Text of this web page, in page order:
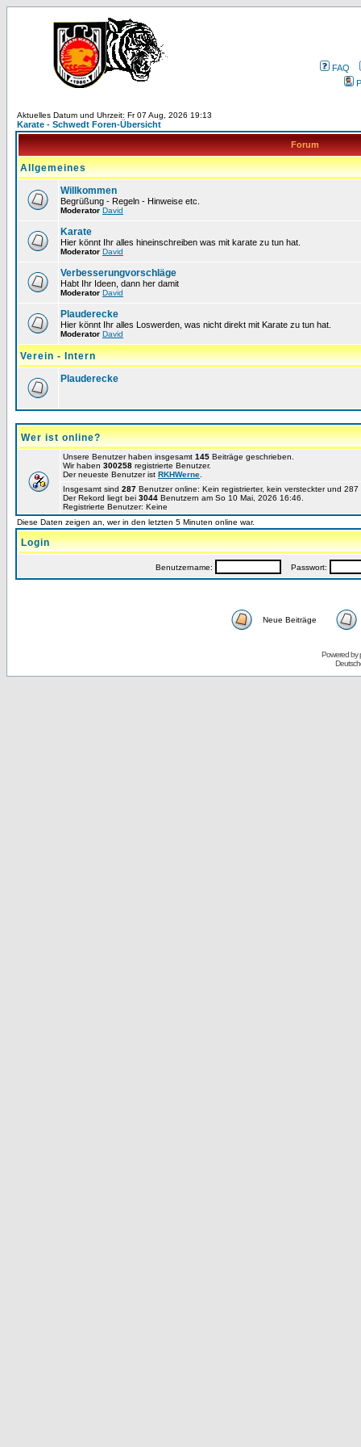
FAQ
Aktuelles Datum und Uhrzeit: Fr 07 Aug, 2026 19:13
Karate - Schwedt Foren-Übersicht
Forum
Allgemeines
Willkommen
Begrüßung - Regeln - Hinweise etc.
Moderator David
Karate
Hier könnt Ihr alles hineinschreiben was mit karate zu tun hat.
Moderator David
Verbesserungvorschläge
Habt Ihr Ideen, dann her damit
Moderator David
Plauderecke
Hier könnt Ihr alles Loswerden, was nicht direkt mit Karate zu tun hat.
Moderator David
Verein - Intern
Plauderecke
Wer ist online?
Unsere Benutzer haben insgesamt 145 Beiträge geschrieben.
Wir haben 300258 registrierte Benutzer.
Der neueste Benutzer ist RKHWerne
Insgesamt sind 287 Benutzer online: Kein registrierter, kein versteckter und
Der Rekord liegt bei 3044 Benutzern am So 10 Mai, 2026 16:46.
Registrierte Benutzer: Keine
Diese Daten zeigen an, wer in den letzten 5 Minuten online war.
Login
Benutzername: Passwort:
Neue Beiträge
Powered by